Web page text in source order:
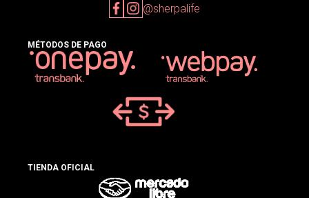
@sherpalife
MÉTODOS DE PAGO
TIENDA OFICIAL